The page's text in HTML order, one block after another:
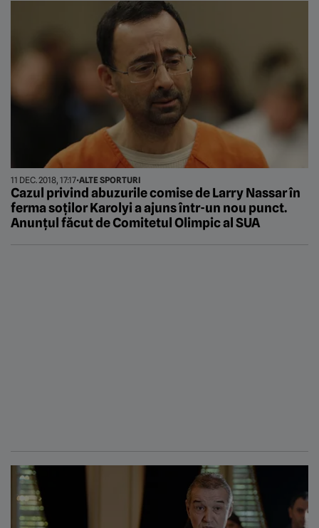
11 DEC. 2018, 17:17•ALTE SPORTURI
Cazul privind abuzurile comise de Larry Nassar în
ferma soților Karolyi a ajuns într-un nou punct.
Anunțul făcut de Comitetul Olimpic al SUA